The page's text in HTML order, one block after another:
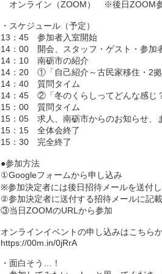
オンライン（ZOOM） ※後日ZOOM
・スケジュール（予定）
13：45 参加者入室開始
14：00 開会、スタッフ・ゲスト・参加
14：10 南砺市の紹介
14：20 ①「自己紹介～古民家移住・2拠
14：40 質問タイム
14：45 ②「冬のくらしってどんな感じ
15：00 質問タイム
15：05 求人、南砺市からのお知らせ、
15：15 全体会終了
15：30 完全終了
●参加方法
①Googleフォームから申し込み
※参加決定者には後日招待メールを送付し
②参加決定者に送付する招待メールに記
③当日ZOOMのURLから参加
オンラインイベントの申し込みはこちら
https://00m.in/0jRrA
・面白そう…！